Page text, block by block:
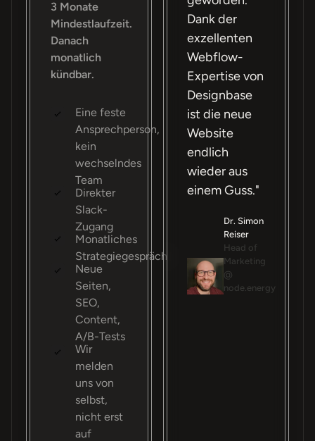
3 Monate
Mindestlaufzeit.
Danach
monatlich
kündbar.
Eine feste
Ansprechperson,
kein
wechselndes
Team
Direkter
Slack-
Zugang
Monatliches
Strategiegespräch
Neue
Seiten,
SEO,
Content,
A/B-Tests
Wir
melden
uns von
selbst,
nicht erst
auf
Dank der
exzellenten
Webflow-
Expertise von
Designbase
ist die neue
Website
endlich
wieder aus
einem Guss."
Dr. Simon
Reiser
Head of
Marketing
@
node.energy